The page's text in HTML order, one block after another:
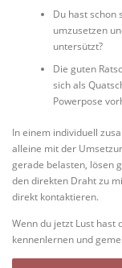
Du hast schon
umzusetzen
untersützt?
Die guten
sich als
Powerpose
In einem individuell
alleine mit der
gerade belasten, lösen
den direkten Draht zu
direkt kontaktieren.
Wenn du jetzt Lust hast
kennenlernen und